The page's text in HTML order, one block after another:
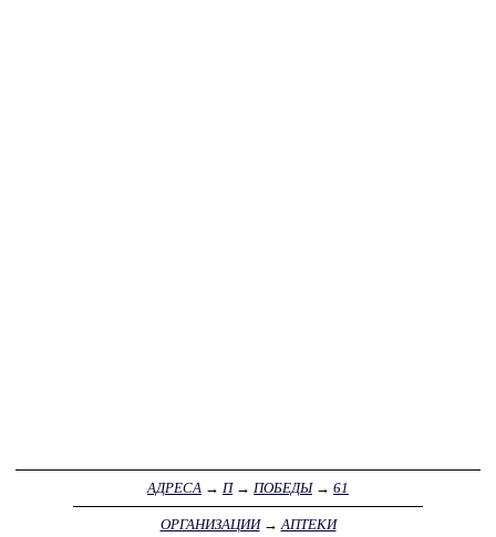
АДРЕСА → П→ ПОБЕДЫ→ 61
ОРГАНИЗАЦИИ→АПТЕКИ